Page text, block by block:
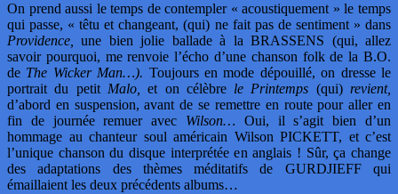
On prend aussi le temps de contempler « acoustiquement » le temps
qui passe, « têtu et changeant, (qui) ne fait pas de sentiment » dans
Providence,
une bien jolie ballade à la BRASSENS (qui, allez
savoir pourquoi, me renvoie l’écho d’une chanson folk de la B.O.
de The Wicker Man…). Toujours en mode dépouillé, on dresse le
portrait du petit Malo, et on célèbre le Printemps (qui)revient,
d’abord en suspension, avant de se remettre en route pour aller en
fin de journée remuer avec Wilson… Oui, il s’agit bien d’un
hommage au chanteur soul américain Wilson PICKETT, et c’est
l’unique chanson du disque interprétée en anglais ! Sûr, ça change
des adaptations des thèmes méditatifs de GURDJIEFF qui
émaillaient les deux précédents albums…